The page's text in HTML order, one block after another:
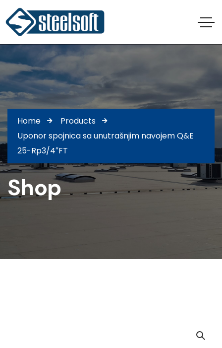
Home
Products
Uponor spojnica sa unutrašnjim navojem Q&E
25-Rp3/4″FT
Shop